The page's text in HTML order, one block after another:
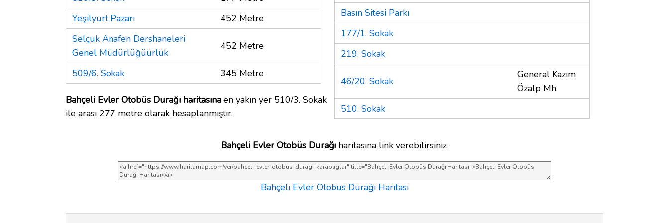
Yeşilyurt Pazarı
452 Metre
Selçuk Anafen Dershaneleri
Genel Müdürlüğüürlük
452 Metre
509/6. Sokak 345 Metre
Bahçeli Evler Otobüs Durağı haritasına en yakın yer 510/3. Sokak
ile arası 277 metre olarak hesaplanmıştır.
Basın Sitesi Parkı
177/1. Sokak
219. Sokak
46/20. Sokak
General Kazım
Özalp Mh.
510. Sokak
Bahçeli Evler Otobüs Durağı haritasına link verebilirsiniz;
Bahçeli Evler Otobüs Durağı Haritası